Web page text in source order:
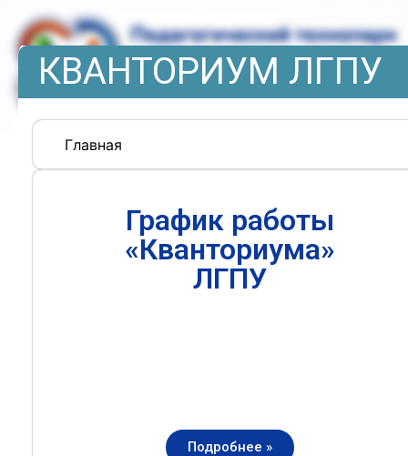
КВАНТОРИУМ ЛГПУ
Главная
График работы
«Кванториума»
ЛГПУ
Подробнее »